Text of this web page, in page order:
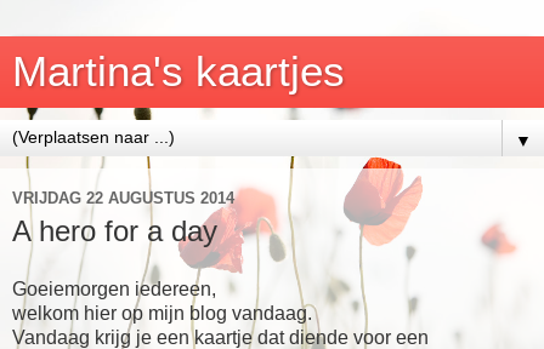
Martina's kaartjes
▼
VRIJDAG 22 AUGUSTUS 2014
A hero for a day
Goeiemorgen iedereen,
welkom hier op mijn blog vandaag.
Vandaag krijg je een kaartje dat diende voor een